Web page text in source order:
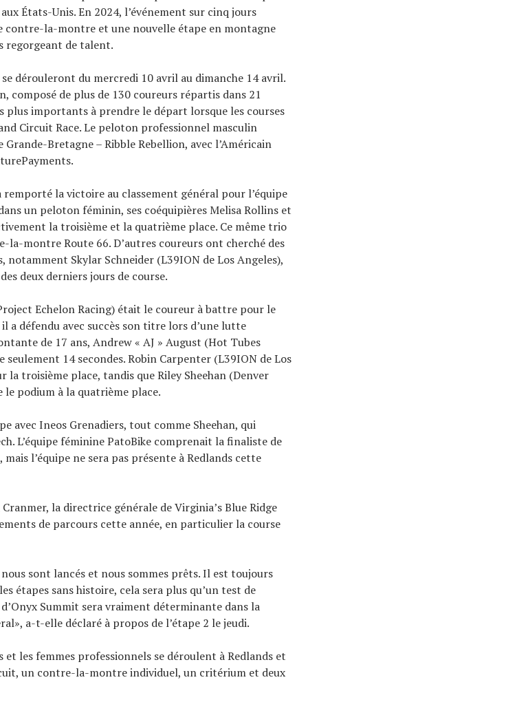
États-Unis. En 2024, l’événement sur cinq jours
contre-la-montre et une nouvelle étape en montagne
regorgeant de talent.
dérouleront du mercredi 10 avril au dimanche 14 avril.
composé de plus de 130 coureurs répartis dans 21
plus importants à prendre le départ lorsque les courses
Circuit Race. Le peloton professionnel masculin
Bretagne – Ribble Rebellion, avec l’Américain
remporté la victoire au classement général pour l’équipe
un peloton féminin, ses coéquipières Melisa Rollins et
la troisième et la quatrième place. Ce même trio
la-montre Route 66. D’autres coureurs ont cherché des
notamment Skylar Schneider (L39ION de Los Angeles),
deux derniers jours de course.
Echelon Racing) était le coureur à battre pour le
a défendu avec succès son titre lors d’une lutte
de 17 ans, Andrew « AJ » August (Hot Tubes
seulement 14 secondes. Robin Carpenter (L39ION de Los
la troisième place, tandis que Riley Sheehan (Denver
podium à la quatrième place.
avec Ineos Grenadiers, tout comme Sheehan, qui
L’équipe féminine PatoBike comprenait la finaliste de
l’équipe ne sera pas présente à Redlands cette
la directrice générale de Virginia’s Blue Ridge
de parcours cette année, en particulier la course
sont lancés et nous sommes prêts. Il est toujours
étapes sans histoire, cela sera plus qu’un test de
Summit sera vraiment déterminante dans la
a-t-elle déclaré à propos de l’étape 2 le jeudi.
et les femmes professionnels se déroulent à Redlands et
un contre-la-montre individuel, un critérium et deux